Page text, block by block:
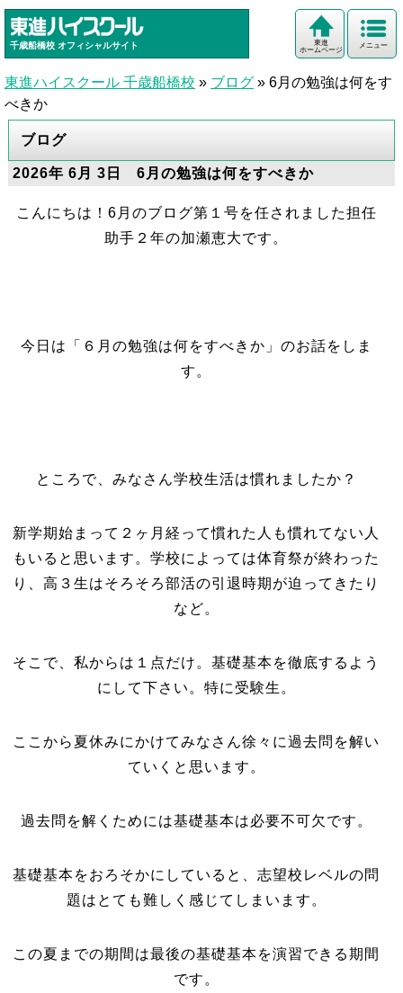
千歳船橋校 オフィシャルサイト メニュー
東進
ホームページ
東進ハイスクール 千歳船橋校 » ブログ » 6月の勉強は何をす
べきか
ブログ
2026年 6月 3日 6月の勉強は何をすべきか
こんにちは！6月のブログ第１号を任されました担任
助手２年の加瀬恵大です。
今日は「６月の勉強は何をすべきか」のお話をしま
す。
ところで、みなさん学校生活は慣れましたか？
新学期始まって２ヶ月経って慣れた人も慣れてない人
もいると思います。学校によっては体育祭が終わった
り、高３生はそろそろ部活の引退時期が迫ってきたり
など。
そこで、私からは１点だけ。基礎基本を徹底するよう
にして下さい。特に受験生。
ここから夏休みにかけてみなさん徐々に過去問を解い
ていくと思います。
過去問を解くためには基礎基本は必要不可欠です。
基礎基本をおろそかにしていると、志望校レベルの問
題はとても難しく感じてしまいます。
この夏までの期間は最後の基礎基本を演習できる期間
です。